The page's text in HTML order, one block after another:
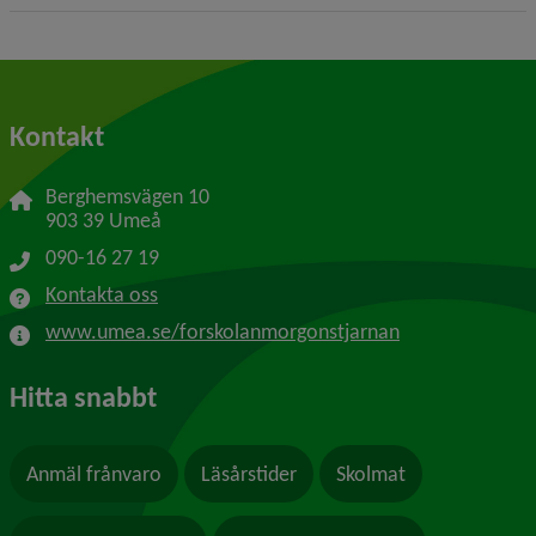
Kontakt
Berghemsvägen 10
903 39 Umeå
090-16 27 19
Kontakta oss
www.umea.se/forskolanmorgonstjarnan
Hitta snabbt
Anmäl frånvaro Läsårstider Skolmat